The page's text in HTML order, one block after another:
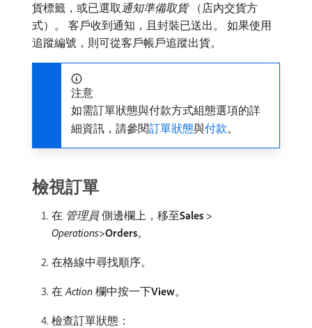
貨標籤，或已選取​通知準備取貨（店內交貨方
式）。 客戶收到通知，且封裝已送出。 如果使用
追蹤編號，則可從客戶帳戶追蹤出貨。
注意
如需訂單狀態與付款方式組態選項的詳
細資訊，請參閱訂單狀態與付款。
檢視訂單
在​ 管理員​側邊欄上，移至​Sales >
Operations>Orders。
在格線中尋找順序。
在​Action ​欄中按一下​View。
檢查訂單狀態：